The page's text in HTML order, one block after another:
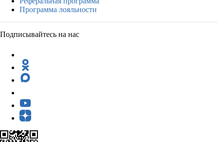
Программа лояльности
Подписывайтесь на нас